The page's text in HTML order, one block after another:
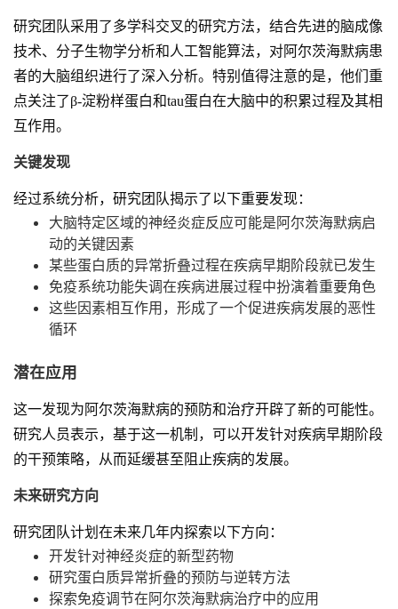
研究团队采用了多学科交叉的研究方法，结合先进的脑成像
技术、分子生物学分析和人工智能算法，对阿尔茨海默病患
者的大脑组织进行了深入分析。特别值得注意的是，他们重
点关注了β-淀粉样蛋白和tau蛋白在大脑中的积累过程及其相
互作用。
关键发现
经过系统分析，研究团队揭示了以下重要发现：
大脑特定区域的神经炎症反应可能是阿尔茨海默病启
动的关键因素
某些蛋白质的异常折叠过程在疾病早期阶段就已发生
免疫系统功能失调在疾病进展过程中扮演着重要角色
这些因素相互作用，形成了一个促进疾病发展的恶性
循环
潜在应用
这一发现为阿尔茨海默病的预防和治疗开辟了新的可能性。
研究人员表示，基于这一机制，可以开发针对疾病早期阶段
的干预策略，从而延缓甚至阻止疾病的发展。
未来研究方向
研究团队计划在未来几年内探索以下方向：
开发针对神经炎症的新型药物
研究蛋白质异常折叠的预防与逆转方法
探索免疫调节在阿尔茨海默病治疗中的应用